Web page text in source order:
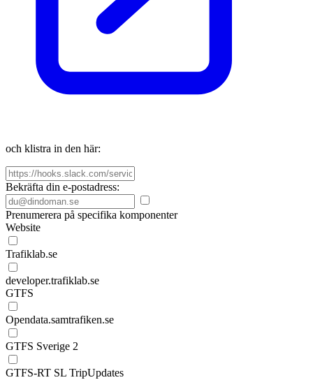
och klistra in den här:
Bekräfta din e-postadress:
Prenumerera på specifika komponenter
Website
Trafiklab.se
developer.trafiklab.se
GTFS
Opendata.samtrafiken.se
GTFS Sverige 2
GTFS-RT SL TripUpdates